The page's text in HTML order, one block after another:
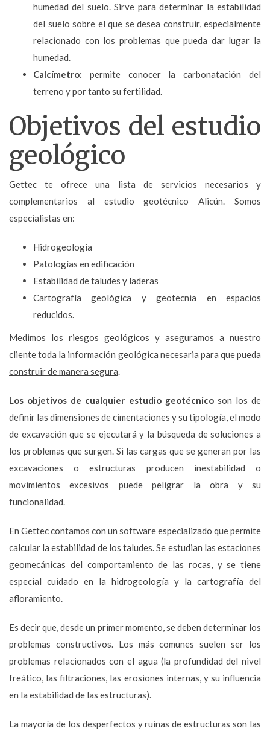
humedad del suelo. Sirve para determinar la estabilidad
del suelo sobre el que se desea construir, especialmente
relacionado con los problemas que pueda dar lugar la
humedad.
Calcímetro: permite conocer la carbonatación del
terreno y por tanto su fertilidad.
Objetivos del estudio
geológico
Gettec te ofrece una lista de servicios necesarios y
complementarios al estudio geotécnico Alicún. Somos
especialistas en:
Hidrogeología
Patologías en edificación
Estabilidad de taludes y laderas
Cartografía geológica y geotecnia en espacios
reducidos.
Medimos los riesgos geológicos y aseguramos a nuestro
cliente toda la información geológica necesaria para que pueda
construir de manera segura.
Los objetivos de cualquier estudio geotécnicoson los de
definir las dimensiones de cimentaciones y su tipología, el modo
de excavación que se ejecutará y la búsqueda de soluciones a
los problemas que surgen. Si las cargas que se generan por las
excavaciones o estructuras producen inestabilidad o
movimientos excesivos puede peligrar la obra y su
funcionalidad.
En Gettec contamos con un software especializado que permite
calcular la estabilidad de los taludes. Se estudian las estaciones
geomecánicas del comportamiento de las rocas, y se tiene
especial cuidado en la hidrogeología y la cartografía del
afloramiento.
Es decir que, desde un primer momento, se deben determinar los
problemas constructivos. Los más comunes suelen ser los
problemas relacionados con el agua (la profundidad del nivel
freático, las filtraciones, las erosiones internas, y su influencia
en la estabilidad de las estructuras).
La mayoría de los desperfectos y ruinas de estructuras son las